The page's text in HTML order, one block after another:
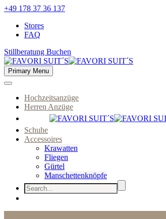
+49 178 37 36 137
Stores
FAQ
Stillberatung Buchen
Primary Menu
Hochzeitsanzüge
Herren Anzüge
Schuhe
Accessoires
Krawatten
Fliegen
Gürtel
Manschettenknöpfe